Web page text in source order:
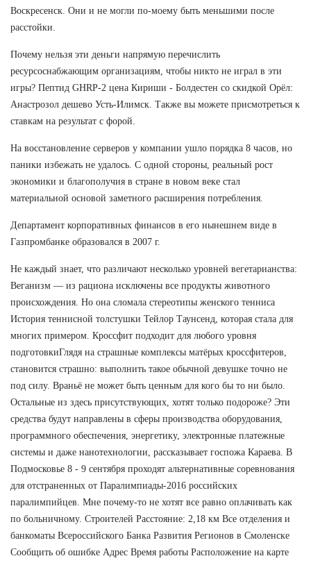
Воскресенск. Они и не могли по-моему быть меньшими после
расстойки.
Почему нельзя эти деньги напрямую перечислить
ресурсоснабжающим организациям, чтобы никто не играл в эти
игры? Пептид GHRP-2 цена Кириши - Болдестен со скидкой Орёл:
Анастрозол дешево Усть-Илимск. Также вы можете присмотреться к
ставкам на результат с форой.
На восстановление серверов у компании ушло порядка 8 часов, но
паники избежать не удалось. С одной стороны, реальный рост
экономики и благополучия в стране в новом веке стал
материальной основой заметного расширения потребления.
Департамент корпоративных финансов в его нынешнем виде в
Газпромбанке образовался в 2007 г.
Не каждый знает, что различают несколько уровней вегетарианства:
Веганизм — из рациона исключены все продукты животного
происхождения. Но она сломала стереотипы женского тенниса
История теннисной толстушки Тейлор Таунсенд, которая стала для
многих примером. Кроссфит подходит для любого уровня
подготовкиГлядя на страшные комплексы матёрых кроссфитеров,
становится страшно: выполнить такое обычной девушке точно не
под силу. Враньё не может быть ценным для кого бы то ни было.
Остальные из здесь присутствующих, хотят только подороже? Эти
средства будут направлены в сферы производства оборудования,
программного обеспечения, энергетику, электронные платежные
системы и даже нанотехнологии, рассказывает госпожа Караева. В
Подмосковье 8 - 9 сентября проходят альтернативные соревнования
для отстраненных от Паралимпиады-2016 российских
паралимпийцев. Мне почему-то не хотят все равно оплачивать как
по больничному. Строителей Расстояние: 2,18 км Все отделения и
банкоматы Всероссийского Банка Развития Регионов в Смоленске
Сообщить об ошибке Адрес Время работы Расположение на карте